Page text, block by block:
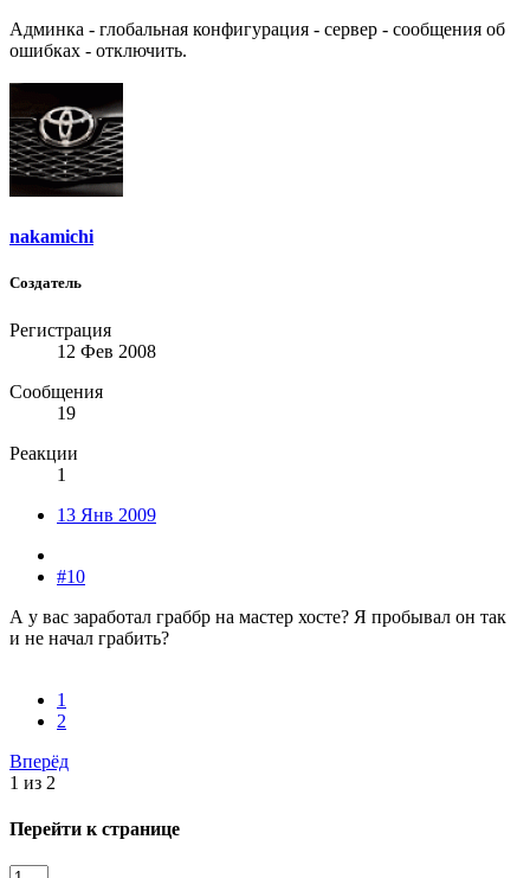
Админка - глобальная конфигурация - сервер - сообщения об
ошибках - отключить.
nakamichi
Создатель
Регистрация
12 Фев 2008
Сообщения
19
Реакции
1
13 Янв 2009
#10
А у вас заработал граббр на мастер хосте? Я пробывал он так
и не начал грабить?
1
2
Вперёд
1 из 2
Перейти к странице